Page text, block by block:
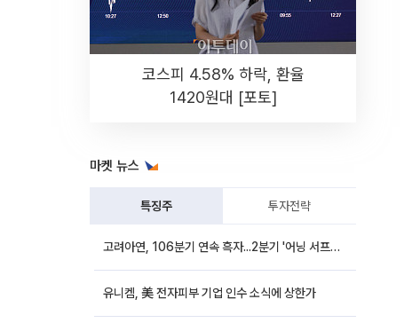
코스피 4.58% 하락, 환율
1420원대 [포토]
마켓 뉴스
특징주 투자전략
고려아연, 106분기 연속 흑자...2분기 '어닝 서프라이즈'에 장 초반 12%대 강세
유니켐, 美 전자피부 기업 인수 소식에 상한가